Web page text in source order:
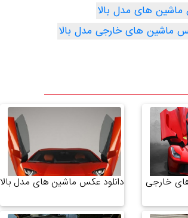
ماشین های مدل بالا
ماشین های خارجی مدل بالا
خارجی
دانلود عکس ماشین های مدل بالا